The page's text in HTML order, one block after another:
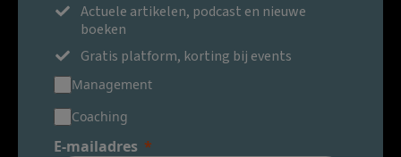
Actuele artikelen, podcast en nieuwe
boeken
Gratis platform, korting bij events
Management
Coaching
E-mailadres